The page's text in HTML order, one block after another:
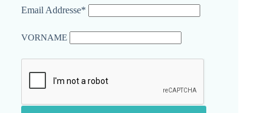
Email Addresse*
VORNAME